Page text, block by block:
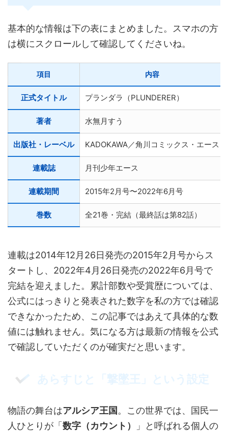
基本的な情報は下の表にまとめました。スマホの方
は横にスクロールして確認してくださいね。
項目 内容
正式タイトル プランダラ（PLUNDERER）
著者 水無月すう
出版社・レーベル KADOKAWA／角川コミックス・エース
連載誌 月刊少年エース
連載期間 2015年2月号〜2022年6月号
巻数 全21巻・完結（最終話は第82話）
連載は2014年12月26日発売の2015年2月号からス
タートし、2022年4月26日発売の2022年6月号で
完結を迎えました。累計部数や受賞歴については、
公式にはっきりと発表された数字を私の方では確認
できなかったため、この記事ではあえて具体的な数
値には触れません。気になる方は最新の情報を公式
で確認していただくのが確実だと思います。
あらすじと「撃墜王」という設定
物語の舞台はアルシア王国 。この世界では、国民一
人ひとりが「 数字（カウント）
」と呼ばれる個人の